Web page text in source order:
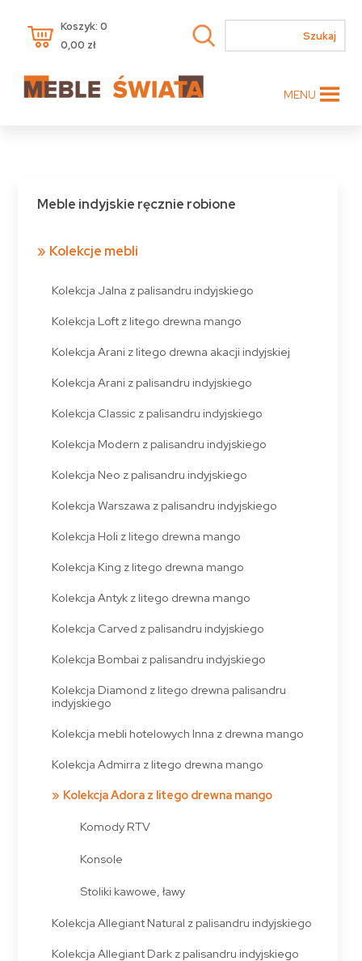
Koszyk: 0
0,00 zł
MENU
Meble indyjskie ręcznie robione
Kolekcje mebli
Kolekcja Jalna z palisandru indyjskiego
Kolekcja Loft z litego drewna mango
Kolekcja Arani z litego drewna akacji indyjskiej
Kolekcja Arani z palisandru indyjskiego
Kolekcja Classic z palisandru indyjskiego
Kolekcja Modern z palisandru indyjskiego
Kolekcja Neo z palisandru indyjskiego
Kolekcja Warszawa z palisandru indyjskiego
Kolekcja Holi z litego drewna mango
Kolekcja King z litego drewna mango
Kolekcja Antyk z litego drewna mango
Kolekcja Carved z palisandru indyjskiego
Kolekcja Bombai z palisandru indyjskiego
Kolekcja Diamond z litego drewna palisandru
indyjskiego
Kolekcja mebli hotelowych Inna z drewna mango
Kolekcja Admirra z litego drewna mango
Kolekcja Adora z litego drewna mango
Komody RTV
Konsole
Stoliki kawowe, ławy
Kolekcja Allegiant Natural z palisandru indyjskiego
Kolekcja Allegiant Dark z palisandru indyjskiego